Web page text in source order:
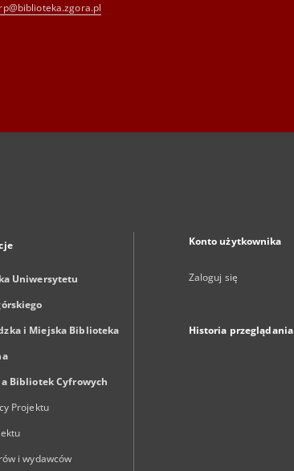
Uniwersytetu
i Miejska Biblioteka
Bibliotek Cyfrowych
Projektu
i wydawców
Konto użytkownika
Zaloguj się
Historia przeglądania